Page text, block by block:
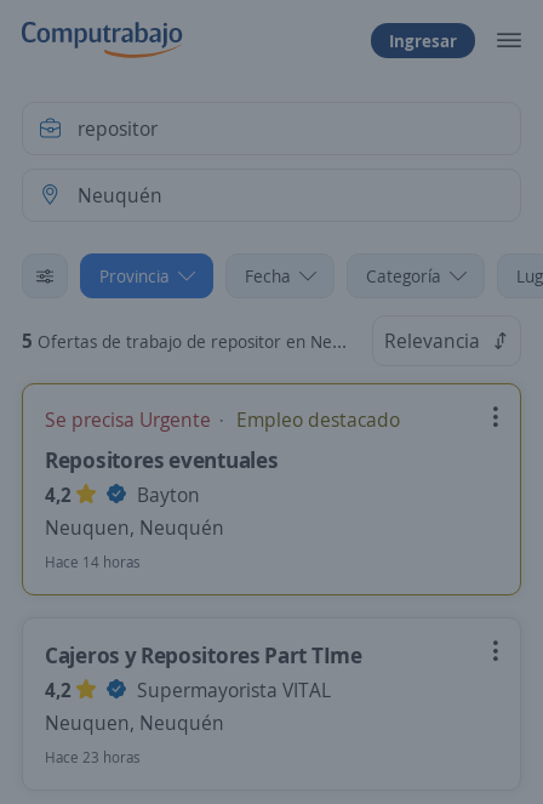
Ingresar
Provincia Fecha Categoría
5 Ofertas de trabajo de repositor en Neuquén Relevancia
Se precisa Urgente Empleo destacado
Repositores eventuales
4,2
Bayton
Neuquen, Neuquén
Hace 14 horas
Cajeros y Repositores Part TIme
4,2
Supermayorista VITAL
Neuquen, Neuquén
Hace 23 horas